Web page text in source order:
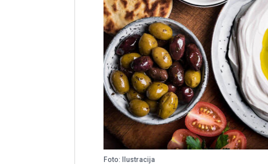
Foto: Ilustracija